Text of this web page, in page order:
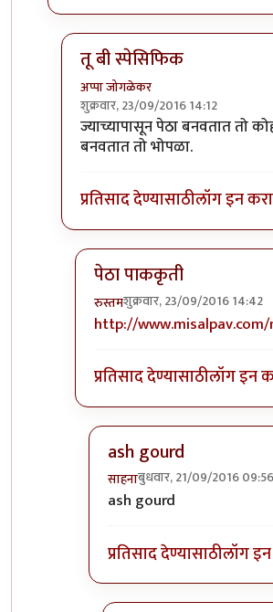
तू बी स्पेसिफिक
अप्पा जोगळेकर
शुक्रवार, 23/09/2016 14:12
In reply toतांबडा भोपळा टू बी
ज्याच्यापासून पेठा बनवतात तो
बनवतात तो भोपळा.
प्रतिसाद देण्यासाठीलॉग इन करा
पेठा पाककृती
रुस्तमशुक्रवार, 23/09/2016 14:42
In reply toतू बी स्पेसिफिक
http://
प्रतिसाद देण्यासाठीलॉग इन
ash gourd
साहनाबुधवार, 21/09/2016 09:56
In reply to
ash gourd
प्रतिसाद देण्यासाठीलॉग